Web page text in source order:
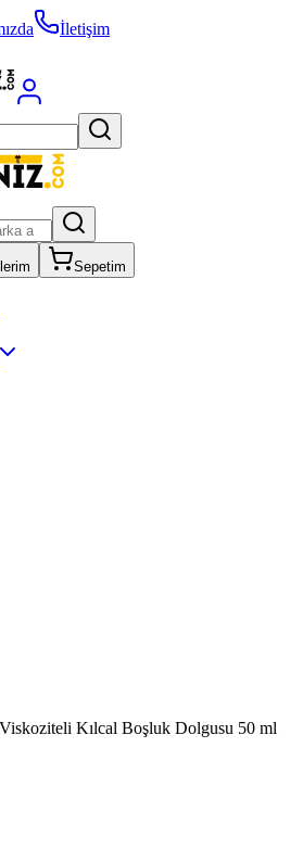
İletişim
Sepetim
Kılcal Boşluk Dolgusu 50 ml